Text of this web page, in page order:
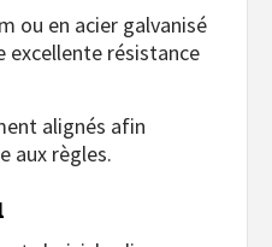
ou en acier galvanisé
excellente résistance
alignés afin
aux règles.